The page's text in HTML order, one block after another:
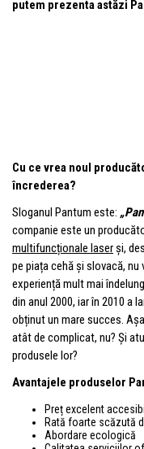
putem prezenta astăzi
Cu ce vrea noul
încrederea?
Sloganul Pantum este:
companie este un
multifuncționale laserși,
pe piața cehă și slovacă,
experiență mult mai
din anul 2000, iar în 2010 a
obținut un mare succes.
atât de complicat, nu? Și
produsele lor?
Avantajele produselor
Preț excelent accesibil
Rată foarte scăzută
Abordare ecologică